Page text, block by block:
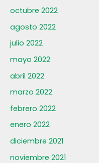
octubre 2022
agosto 2022
julio 2022
mayo 2022
abril 2022
marzo 2022
febrero 2022
enero 2022
diciembre 2021
noviembre 2021